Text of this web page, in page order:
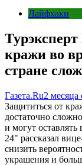
Лайфхаки
кражи во
стране
Газета.Ru2 месяца
Защититься от
достаточно
и могут
24" рассказал
снизить
украшения и